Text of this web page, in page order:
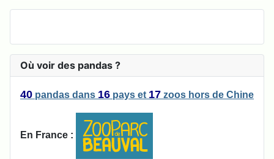
Où voir des pandas ?
40 pandas dans 16 pays et 17 zoos hors de Chine
En France :